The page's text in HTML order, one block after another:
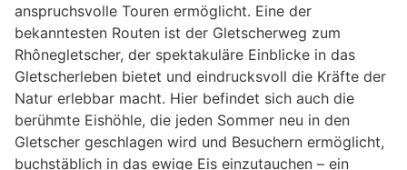
anspruchsvolle Touren ermöglicht. Eine der
bekanntesten Routen ist der Gletscherweg zum
Rhônegletscher, der spektakuläre Einblicke in das
Gletscherleben bietet und eindrucksvoll die Kräfte der
Natur erlebbar macht. Hier befindet sich auch die
berühmte Eishöhle, die jeden Sommer neu in den
Gletscher geschlagen wird und Besuchern ermöglicht,
buchstäblich in das ewige Eis einzutauchen – ein